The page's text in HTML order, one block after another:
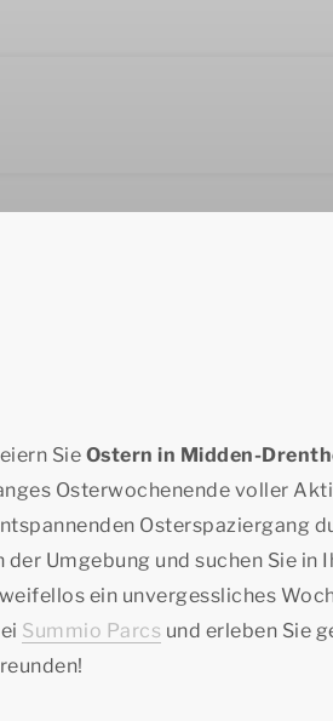
Sie Ostern in Midden-
Osterwochenende voller
Osterspaziergang
der Umgebung und suchen Sie
ein unvergessliches
Summio Parcs und erleben Sie